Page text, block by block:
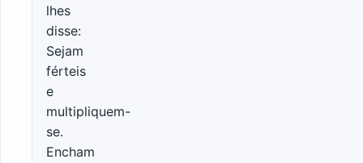
lhes
disse:
Sejam
férteis
e
multipliquem-
se.
Encham